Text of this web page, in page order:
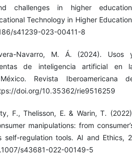
challenges in higher
Technology in Higher
s41239-023-00411-8
Navarro, M. Á. (2024). Usos
de inteligencia artificial en
Revista Iberoamericana
doi.org/10.35362/rie9516259
F., Thelisson, E. & Warin, T.
manipulations: from
self-regulation tools. AI and Ethics,
s43681-022-00149-5